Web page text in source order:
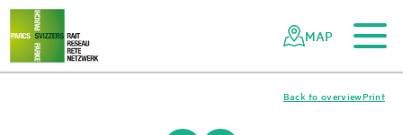
Navigating
the
Swiss
parks
Quick
navigation
To the main content
To the mobile navigation
To search
To the footer
To the sitemap
MAP
Print
Back to overview